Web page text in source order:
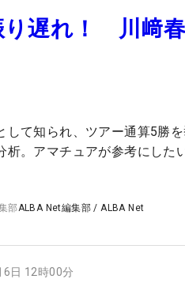
り遅れ！ 川﨑
して知られ、ツアー通算5勝
析。アマチュアが参考にした
部ALBA Net編集部 /ALBA Net
日 12時00分